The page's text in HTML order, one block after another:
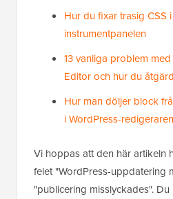
Hur du fixar trasig CSS
instrumentpanelen
13 vanliga problem
Editor och hur du
Hur man döljer block
i WordPress-redigeraren
Vi hoppas att den här artikeln
felet "WordPress-uppdatering
"publicering misslyckades".